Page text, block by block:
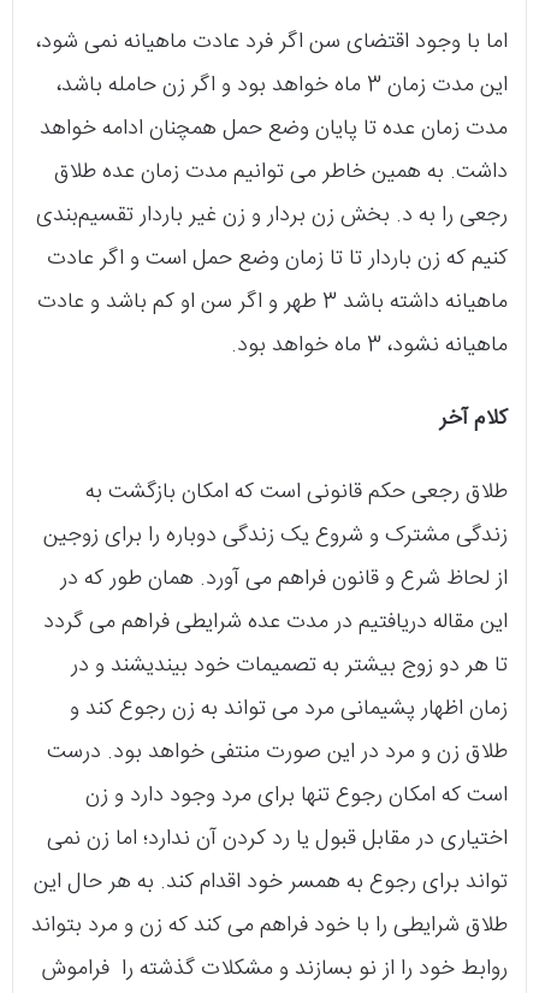
اما با وجود اقتضای سن اگر فرد عادت ماهیانه نمی‌ شود،
این مدت زمان 3 ماه خواهد بود و اگر زن حامله باشد،
مدت زمان عده تا پایان وضع حمل همچنان ادامه خواهد
داشت. به همین خاطر می‌ توانیم مدت زمان عده طلاق
رجعی را به د. بخش زن بردار و زن غیر باردار تقسیم‌بندی
کنیم که زن باردار تا تا زمان وضع حمل است و اگر عادت
ماهیانه داشته باشد 3 طهر و اگر سن او کم باشد و عادت
ماهیانه نشود، 3 ماه خواهد بود.
کلام آخر
طلاق رجعی حکم قانونی است که امکان بازگشت به
زندگی مشترک و شروع یک زندگی دوباره را برای زوجین
از لحاظ شرع و قانون فراهم می‌ آورد. همان طور که در
این مقاله دریافتیم در مدت عده شرایطی فراهم می‌ گردد
تا هر دو زوج بیشتر به تصمیمات خود بیندیشند و در
زمان اظهار پشیمانی مرد می‌ تواند به زن رجوع کند و
طلاق زن و مرد در این صورت منتفی خواهد بود. درست
است که امکان رجوع تنها برای مرد وجود دارد و زن
اختیاری در مقابل قبول یا رد کردن آن ندارد؛ اما زن نمی‌
تواند برای رجوع به همسر خود اقدام کند. به هر حال این
طلاق شرایطی را با خود فراهم می‌ کند که زن و مرد بتواند
روابط خود را از نو بسازند و مشکلات گذشته را فراموش